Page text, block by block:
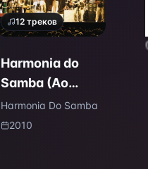
12 треков
Harmonia do
Samba (Ao
Vivo)
Harmonia Do Samba
2010